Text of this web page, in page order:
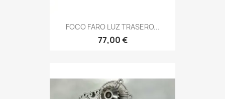
FOCO FARO LUZ TRASERO...
77,00 €